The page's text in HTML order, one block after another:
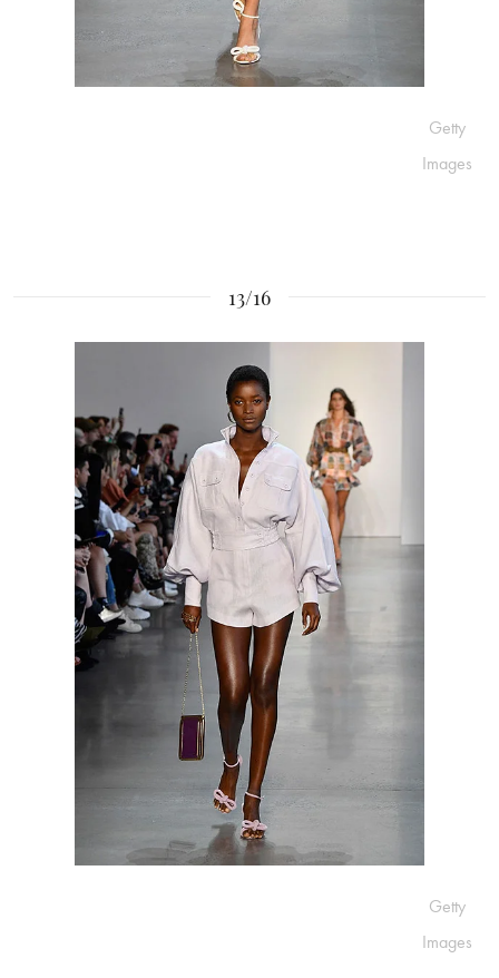
Getty
Images
13/16
Getty
Images